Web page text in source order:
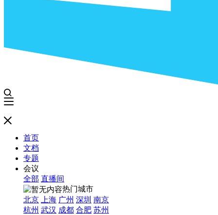
首页
文档
专题
会议
全部 直播间
热门城市
北京
上海 广州 深圳 南京
杭州 武汉 成都 合肥 苏州